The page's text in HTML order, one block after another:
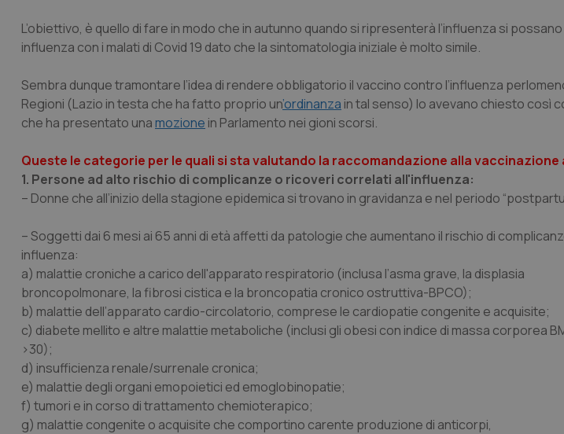
L’obiettivo, è quello di fare in modo che in autunno quando si ripresenterà l’influenza si
influenza con i malati di Covid 19 dato che la sintomatologia iniziale è molto simile.
Sembra dunque tramontare l’idea di rendere obbligatorio il vaccino contro l’influenza
Regioni (Lazio in testa che ha fatto proprio un’ordinanza in tal senso) lo avevano chiesto così
che ha presentato unamozione in Parlamento nei gioni scorsi.
Queste le categorie per le quali si sta valutando la raccomandazione alla
1. Persone ad alto rischio di complicanze o ricoveri correlati all'influenza:
– Donne che all’inizio della stagione epidemica si trovano in gravidanza e nel periodo
– Soggetti dai 6 mesi ai 65 anni di età affetti da patologie che aumentano il rischio di
influenza:
a) malattie croniche a carico dell'apparato respiratorio (inclusa l’asma grave, la displasia
broncopolmonare, la fibrosi cistica e la broncopatia cronico ostruttiva-BPCO);
b) malattie dell’apparato cardio-circolatorio, comprese le cardiopatie congenite e acquisite;
c) diabete mellito e altre malattie metaboliche (inclusi gli obesi con indice di massa corporea
>30);
d) insufficienza renale/surrenale cronica;
e) malattie degli organi emopoietici ed emoglobinopatie;
f) tumori e in corso di trattamento chemioterapico;
g) malattie congenite o acquisite che comportino carente produzione di anticorpi,